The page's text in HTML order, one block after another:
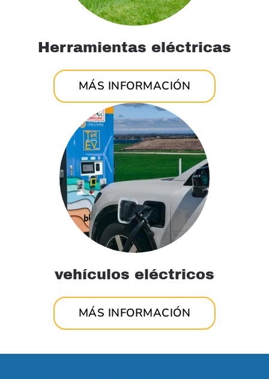
Herramientas eléctricas
MÁS INFORMACIÓN
vehículos eléctricos
MÁS INFORMACIÓN